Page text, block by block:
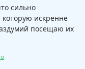
сильно
искренне
посещаю их